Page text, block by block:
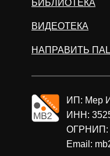
ВИДЕОТЕКА
БИБЛИОТЕКА
НАПРАВИТЬ
ИП: Мер
ИНН:
ОГРНИП:
Email: